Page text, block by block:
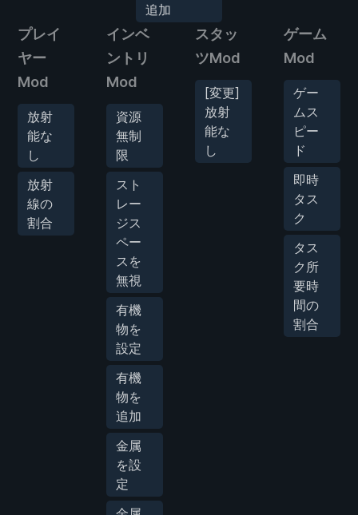
追加
プレイ
ヤー
Mod
放射
能な
し
放射
線の
割合
インベ
ントリ
Mod
資源
無制
限
スト
レー
ジス
ペー
スを
無視
有機
物を
設定
有機
物を
追加
金属
を設
定
スタッ
ツMod
[変更]
放射
能な
し
ゲーム
Mod
ゲー
ムス
ピー
ド
即時
タス
ク
タス
ク所
要時
間の
割合